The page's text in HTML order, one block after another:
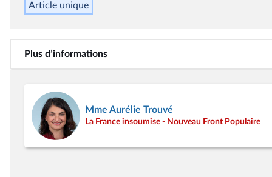
Article unique
Plus d’informations
Mme Aurélie Trouvé
La France insoumise - Nouveau Front Populaire